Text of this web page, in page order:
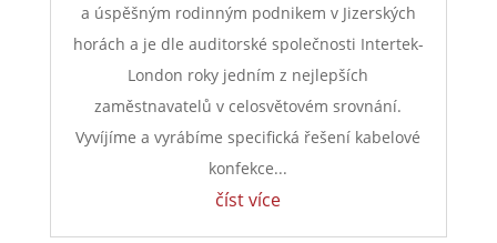
a úspěšným rodinným podnikem v Jizerských
horách a je dle auditorské společnosti Intertek-
London roky jedním z nejlepších
zaměstnavatelů v celosvětovém srovnání.
Vyvíjíme a vyrábíme specifická řešení kabelové
konfekce...
číst více